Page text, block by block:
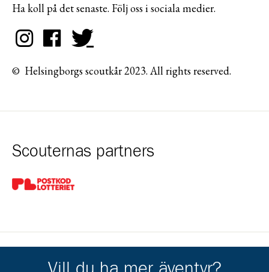
Ha koll på det senaste. Följ oss i sociala medier.
© Helsingborgs scoutkår 2023. All rights reserved.
Scouternas partners
Gå till pl_50